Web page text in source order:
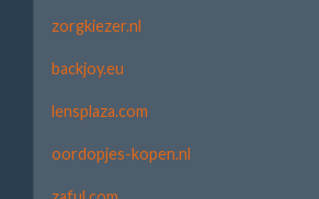
zorgkiezer.nl
backjoy.eu
lensplaza.com
oordopjes-kopen.nl